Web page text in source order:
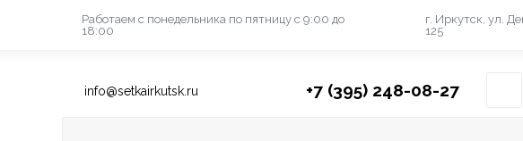
Работаем с понедельникапо пятницу с 9:00 до
18:00
г. Иркутск, ул.
125
info@setkairkutsk.ru +7 (395) 248-08-27